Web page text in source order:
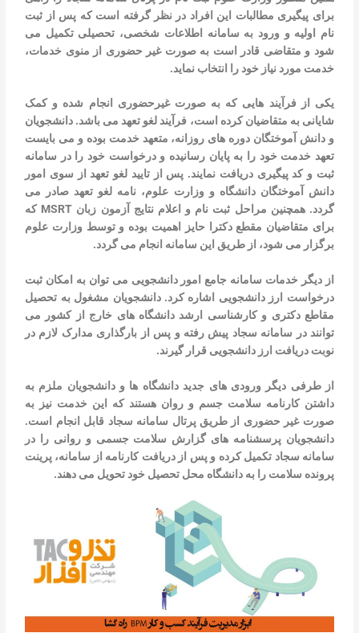
برای پیگیری مطالبات این افراد در نظر گرفته است که پس از ثبت
نام اولیه و ورود به سامانه اطلاعات شخصی، تحصیلی تکمیل می
شود و متقاضی قادر است به صورت غیر حضوری از منوی خدمات،
خدمت مورد نیاز خود را انتخاب نماید.
یکی از فرآیند هایی که به صورت غیرحضوری انجام شده و کمک
شایانی به متقاضیان کرده است، فرآیند لغو تعهد می باشد. دانشجویان
و دانش آموختگان دوره های روزانه، متعهد خدمت بوده و می بایست
تعهد خدمت خود را به پایان رسانیده و درخواست خود را در سامانه
ثبت و کد پیگیری دریافت نمایند. پس از تایید لغو تعهد از سوی امور
دانش آموختگان دانشگاه و وزارت علوم، نامه لغو تعهد صادر می
گردد. همچنین مراحل ثبت نام و اعلام نتایج آزمون زبان MSRT که
برای متقاضیان مقطع دکترا حایز اهمیت بوده و توسط وزارت علوم
برگزار می شود، از طریق این سامانه انجام می گردد.
از دیگر خدمات سامانه جامع امور دانشجویی می توان به امکان ثبت
درخواست ارز دانشجویی اشاره کرد. دانشجویان مشغول به تحصیل
مقاطع دکتری و کارشناسی ارشد دانشگاه های خارج از کشور می
توانند در سامانه سجاد پیش رفته و پس از بارگذاری مدارک لازم در
نوبت دریافت ارز دانشجویی قرار گیرند.
از طرفی دیگر ورودی های جدید دانشگاه ها و دانشجویان ملزم به
داشتن کارنامه سلامت جسم و روان هستند که این خدمت نیز به
صورت غیر حضوری از طریق پرتال سامانه سجاد قابل انجام است.
دانشجویان پرسشنامه های گزارش سلامت جسمی و روانی را در
سامانه سجاد تکمیل کرده و پس از دریافت کارنامه از سامانه، پرینت
پرونده سلامت را به دانشگاه محل تحصیل خود تحویل می دهند.